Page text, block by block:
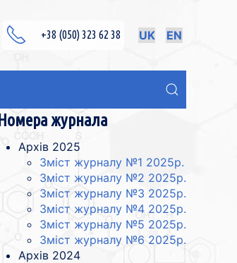
+38 (050) 323 62 38 UK EN
Номера журнала
Архів 2025
Зміст журналу №1 2025p.
Зміст журналу №2 2025p.
Зміст журналу №3 2025p.
Зміст журналу №4 2025p.
Зміст журналу №5 2025p.
Зміст журналу №6 2025p.
Архів 2024